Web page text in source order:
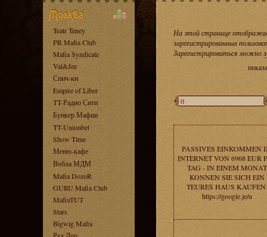
Teatr Teney
PR Mafia Club
Mafia Syndicate
Val&Jee
Спич-ки
Empire of Liber
TT-Радио Сити
Бункер Мафии
TT-Unionbet
Show Time
Меню-кафе
Вобла МДМ
Mafia DozoR
GURU Mafia Club
MafiaTUT
Stars
Bigwig Mafia
На этой странице
зарегистрированных
Зарегистрироваться можно
PASSIVES EINKOMMEN
INTERNET VON 6968 EUR
TAG - IN EINEM MONAT
KONNEN SIE SICH EIN
TEURES HAUS KAUFEN:
https://google.je/u